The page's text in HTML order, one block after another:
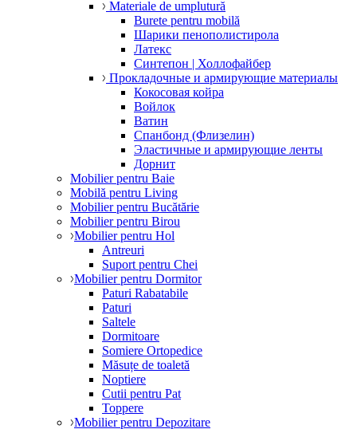
Materiale de umplutură
Burete pentru mobilă
Шарики пенополистирола
Латекс
Синтепон | Холлофайбер
Прокладочные и армирующие материалы
Кокосовая койра
Войлок
Ватин
Спанбонд (Флизелин)
Эластичные и армирующие ленты
Дорнит
Mobilier pentru Baie
Mobilă pentru Living
Mobilier pentru Bucătărie
Mobilier pentru Birou
Mobilier pentru Hol
Antreuri
Suport pentru Chei
Mobilier pentru Dormitor
Paturi Rabatabile
Paturi
Saltele
Dormitoare
Somiere Ortopedice
Măsuțe de toaletă
Noptiere
Cutii pentru Pat
Toppere
Mobilier pentru Depozitare